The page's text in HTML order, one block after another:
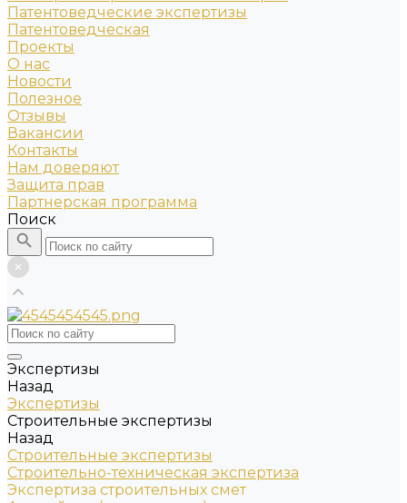
Патентоведческие экспертизы
Патентоведческая
Проекты
О нас
Новости
Полезное
Отзывы
Вакансии
Контакты
Нам доверяют
Защита прав
Партнерская программа
Поиск
Экспертизы
Назад
Экспертизы
Строительные экспертизы
Назад
Строительные экспертизы
Строительно-техническая экспертиза
Экспертиза строительных смет